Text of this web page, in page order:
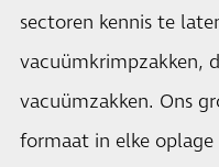
sectoren kennis te
vacuümkrimpzakken,
vacuümzakken. Ons
formaat in elke oplage